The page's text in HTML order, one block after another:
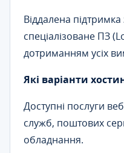
Віддалена
спеціалізоване ПЗ
дотриманням усіх
Які варіанти
Доступні послуги
служб, поштових
обладнання.